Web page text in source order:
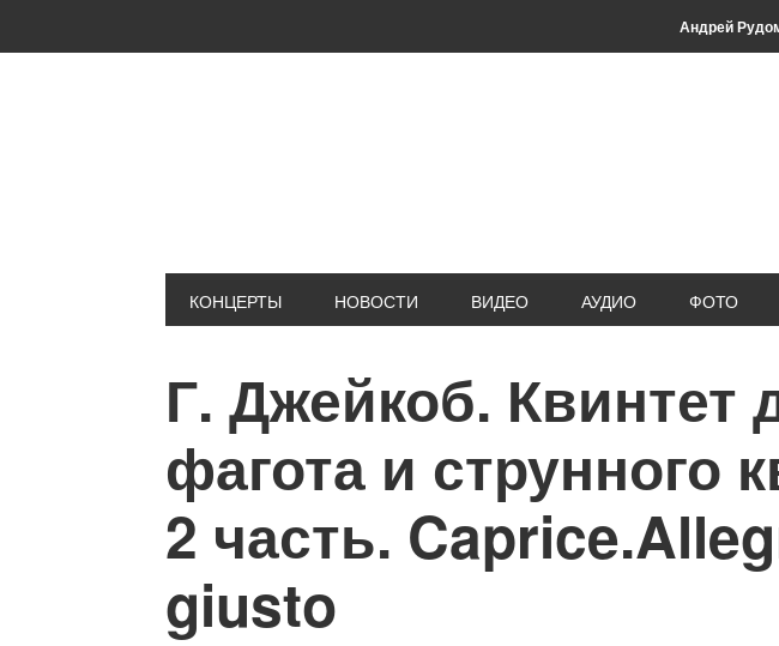
to
to
to
to
Андрей
КОНЦЕРТЫ НОВОСТИ ВИДЕО АУДИО ФОТО
Г. Джейкоб. Квинтет
фагота и струнного
2 часть.
giusto